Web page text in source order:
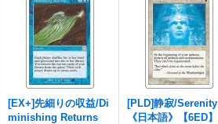
[EX+]先細りの収益/Di
minishing Returns
[PLD]静寂/Serenity
《日本語》【6ED】